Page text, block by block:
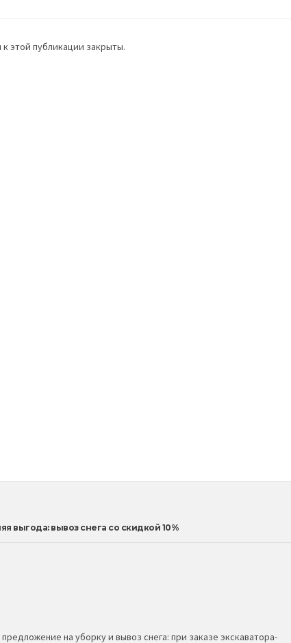
этой публикации закрыты.
выгода: вывоз снега со скидкой 10%
на уборку и вывоз снега: при заказе экскаватора-